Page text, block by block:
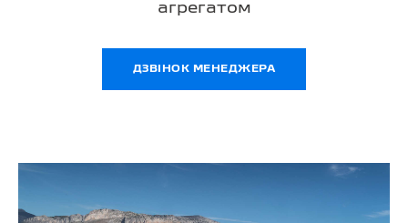
агрегатом
ДЗВІНОК МЕНЕДЖЕРА